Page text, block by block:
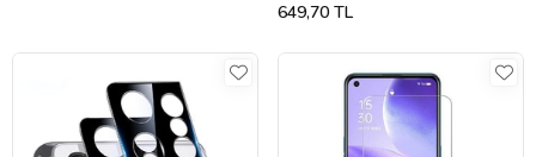
649,70 TL